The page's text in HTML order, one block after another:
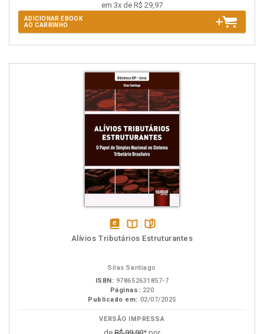
em 3x de R$ 29,97
ADICIONAR EBOOK
AO CARRINHO
disponívelDisponível
páginas
Alívios Tributários Estruturantes
Silas Santiago
ISBN: 978652631857-7
Páginas: 220
Publicado em: 02/07/2025
VERSÃO IMPRESSA